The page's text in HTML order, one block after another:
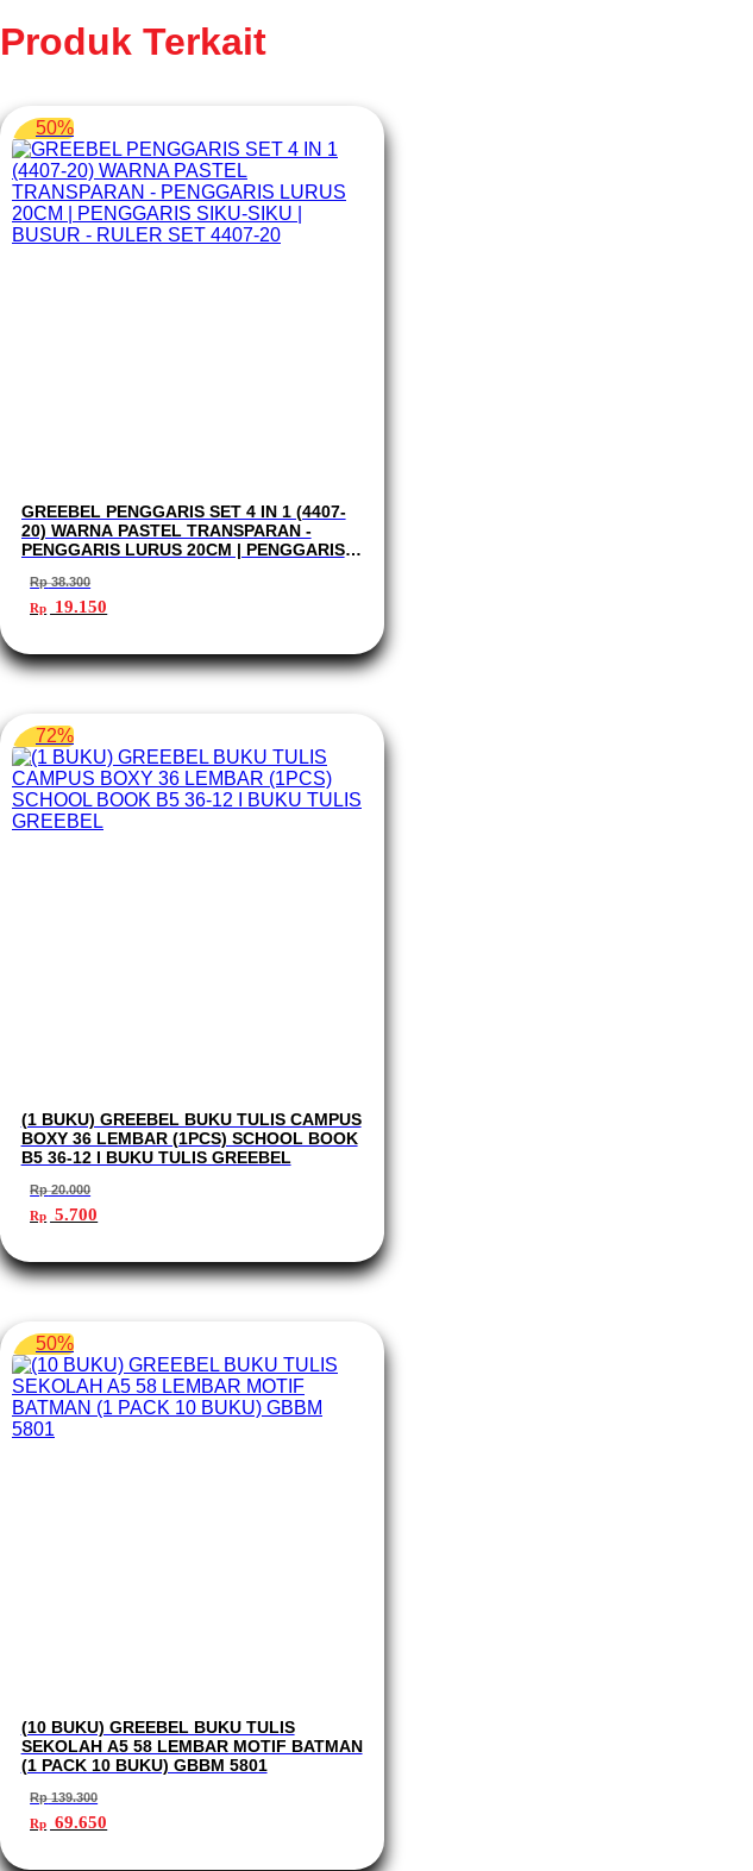
Produk Terkait
50%
GREEBEL PENGGARIS SET 4 IN 1 (4407-
20) WARNA PASTEL TRANSPARAN -
PENGGARIS LURUS 20CM | PENGGARIS
Rp38.300
Harga
aslinya
Rp 38.300.
Rp 19.150saat
adalah:
Rp 19.150.
72%
(1 BUKU) GREEBEL BUKU TULIS CAMPUS
BOXY 36 LEMBAR (1PCS) SCHOOL BOOK
B5 36-12 I BUKU TULIS GREEBEL
Rp20.000
Harga
aslinya
Rp 20.000.
Rp 5.700saat
adalah:
Rp 5.700.
50%
(10 BUKU) GREEBEL BUKU TULIS
SEKOLAH A5 58 LEMBAR MOTIF BATMAN
(1 PACK 10 BUKU) GBBM 5801
Rp139.300
Harga
aslinya
Rp 69.650saat